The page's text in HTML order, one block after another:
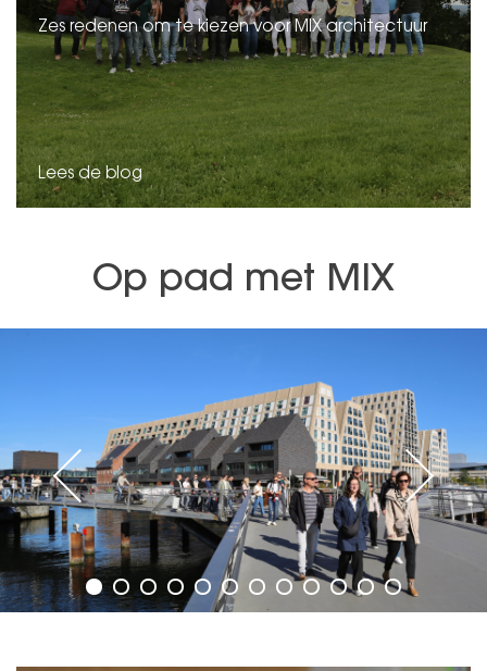
Zes redenen om te kiezen voor MIX architectuur
Lees de blog
Op pad met MIX